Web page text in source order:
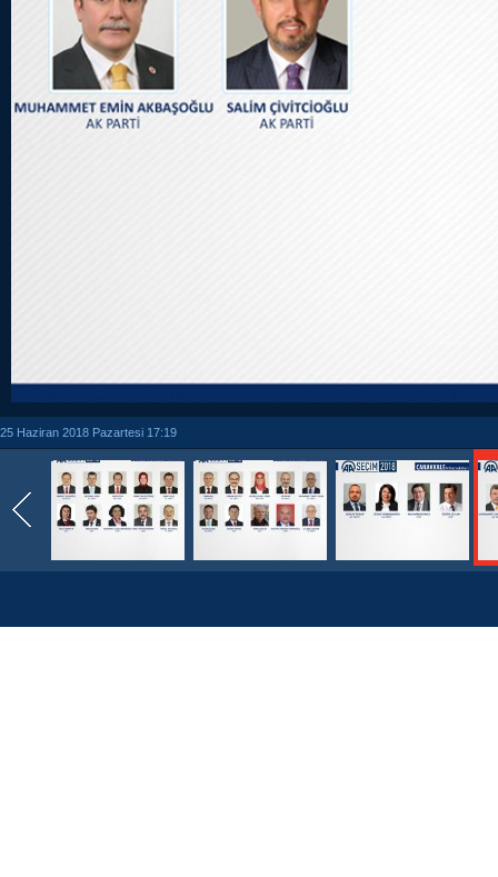
25 Haziran 2018 Pazartesi 17:19